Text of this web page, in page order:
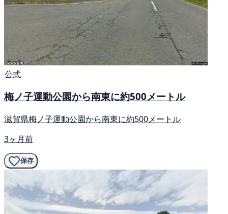
公式
梅ノ子運動公園から南東に約500メートル
滋賀県梅ノ子運動公園から南東に約500メートル
3ヶ月前
保存